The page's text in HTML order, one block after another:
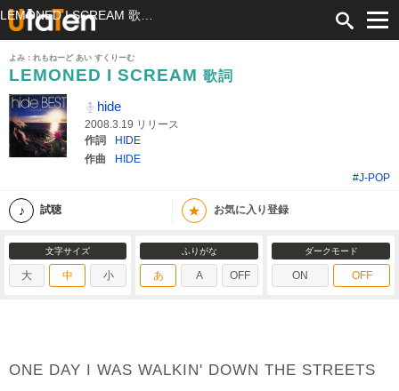
よみ：れもねーど あい すくりーむ
LEMONED I SCREAM 歌詞
hide
2008.3.19 リリース
作詞
HIDE
作曲
HIDE
#J-POP
試聴 ★ お気に入り登録
文字サイズ
大 中 小
ふりがな
あ A OFF
ダークモード
ON OFF
ONE DAY I WAS WALKIN' DOWN THE STREETS